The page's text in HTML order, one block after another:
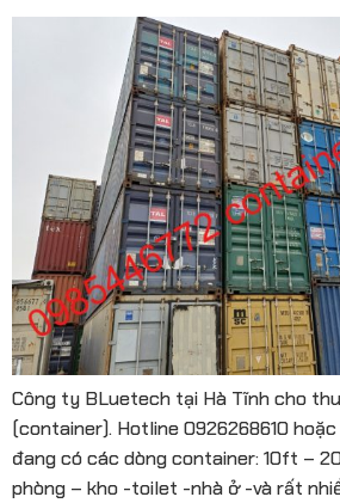
Công ty BLuetech tại Hà Tĩnh cho
(container). Hotline 0926268610
đang có các dòng container: 10ft –
phòng – kho -toilet -nhà ở -và rất